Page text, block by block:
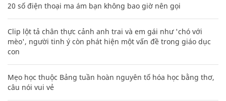
20 số điện thoại ma ám bạn không bao giờ nên gọi
Clip lột tả chân thực cảnh anh trai và em gái như 'chó với
mèo', người tinh ý còn phát hiện một vấn đề trong giáo dục
con
Mẹo học thuộc Bảng tuần hoàn nguyên tố hóa học bằng thơ,
câu nói vui vẻ